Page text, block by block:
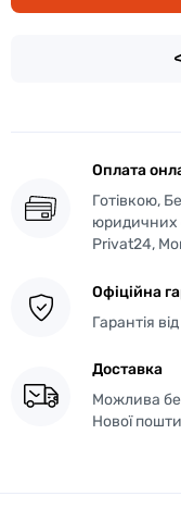
Оплата
Готівкою,
юридичних
Privat24,
Офіційна
Гарантія
Доставка
Можлива
Нової